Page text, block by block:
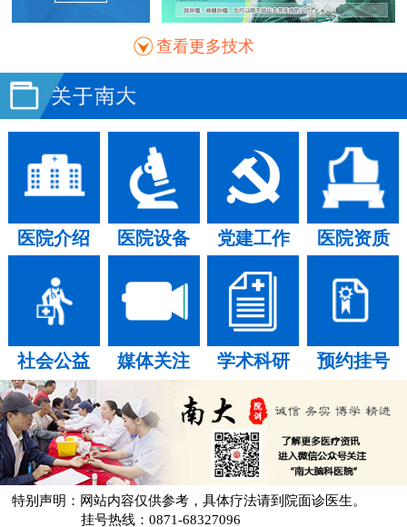
查看更多技术
医院介绍 医院设备 党建工作 医院资质
社会公益 媒体关注 学术科研 预约挂号
特别声明：网站内容仅供参考，具体疗法请到院面诊医生。
挂号热线：0871-68327096